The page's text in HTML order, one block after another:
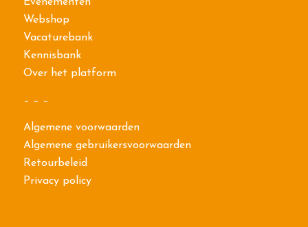
Evenementen
Webshop
Vacaturebank
Kennisbank
Over het platform
– – –
Algemene voorwaarden
Algemene gebruikersvoorwaarden
Retourbeleid
Privacy policy